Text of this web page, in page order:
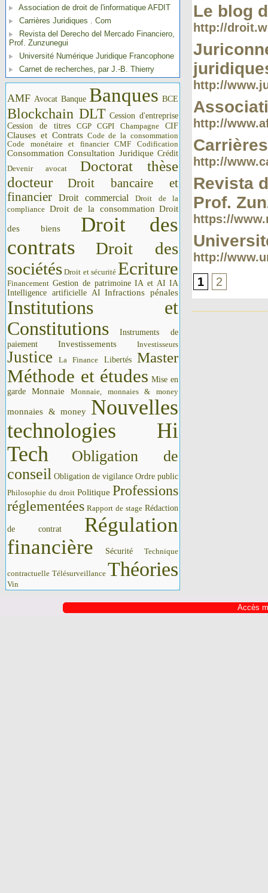
Association de droit de l'informatique AFDIT
Carrières Juridiques . Com
Revista del Derecho del Mercado Financiero,
Prof. Zunzunegui
Université Numérique Juridique Francophone
Carnet de recherches, par J.-B. Thierry
AMF Avocat Banque Banques BCE
Blockchain DLT Cession d'entreprise
Cession de titres
CGP CGPI Champagne CIF
Clauses et Contrats Code de la consommation
Code monétaire et financier CMF
Codification
Consommation Consultation Juridique Crédit
Devenir avocat
Doctorat thèse
docteur
Droit bancaire et
financier
Droit commercial
Droit de la
compliance Droit de la consommation Droit
des biens
Droit des
contrats
Droit des
sociétés Droit et sécurité Ecriture
Financement Gestion de patrimoine IA et AI IA
Intelligence artificielle AI Infractions pénales
Institutions et
Constitutions
Instruments de
paiement
Investissements Investisseurs
Justice La Finance Libertés Master
Méthode et études Mise en
garde
Monnaie Monnaie, monnaies & money
monnaies & money Nouvelles
technologies Hi
Tech
Obligation de
conseil Obligation de vigilance Ordre public
Philosophie du droit Politique Professions
réglementées Rapport de stage Rédaction
de contrat
Régulation
financière
Sécurité Technique
contractuelle Télésurveillance Théories
Vin
Le blog
http://
http://
http://
http://
Revista
Prof.
https://
http://
1
2
Accès